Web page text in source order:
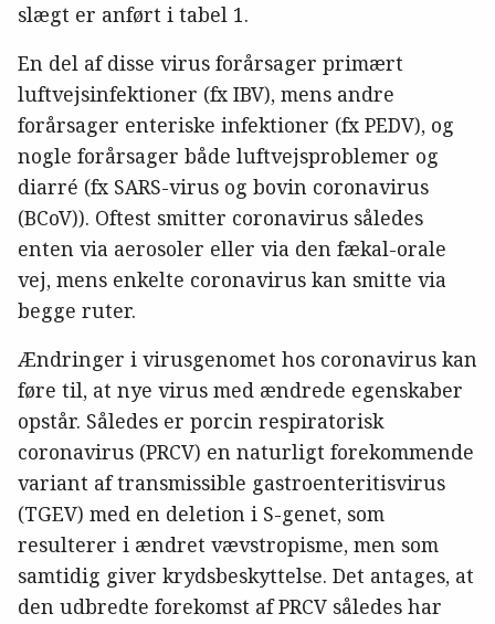
slægt er anført i tabel 1.
En del af disse virus forårsager primært
luftvejsinfektioner (fx IBV), mens andre
forårsager enteriske infektioner (fx PEDV), og
nogle forårsager både luftvejsproblemer og
diarré (fx SARS-virus og bovin coronavirus
(BCoV)). Oftest smitter coronavirus således
enten via aerosoler eller via den fækal-orale
vej, mens enkelte coronavirus kan smitte via
begge ruter.
Ændringer i virusgenomet hos coronavirus kan
føre til, at nye virus med ændrede egenskaber
opstår. Således er porcin respiratorisk
coronavirus (PRCV) en naturligt forekommende
variant af transmissible gastroenteritisvirus
(TGEV) med en deletion i S-genet, som
resulterer i ændret vævstropisme, men som
samtidig giver krydsbeskyttelse. Det antages, at
den udbredte forekomst af PRCV således har